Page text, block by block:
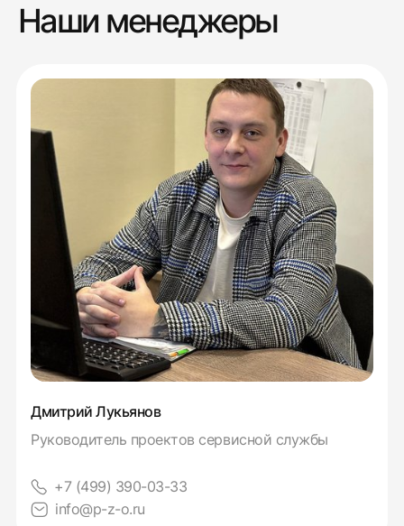
Наши менеджеры
Дмитрий Лукьянов
Руководитель проектов сервисной службы
+7 (499) 390-03-33
info@p-z-o.ru